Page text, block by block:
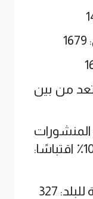
1679
من بين
المنشورات
للبلد: 327